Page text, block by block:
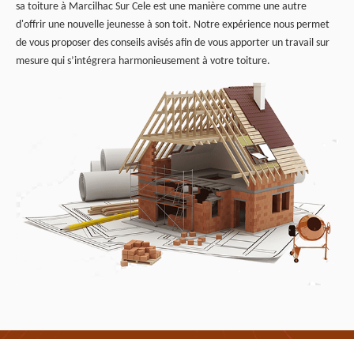
sa toiture à Marcilhac Sur Cele est une manière comme une autre
d'offrir une nouvelle jeunesse à son toit. Notre expérience nous permet
de vous proposer des conseils avisés afin de vous apporter un travail sur
mesure qui s’intégrera harmonieusement à votre toiture.